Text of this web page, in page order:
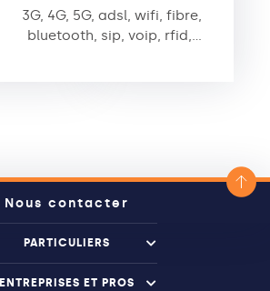
3G, 4G, 5G, adsl, wifi, fibre,
bluetooth, sip, voip, rfid,…
Nous contacter
PARTICULIERS
ENTREPRISES ET PROS